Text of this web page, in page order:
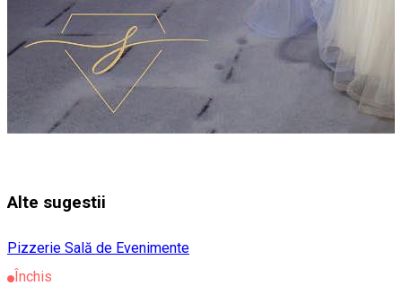
Alte sugestii
Pizzerie Sală de Evenimente
Închis